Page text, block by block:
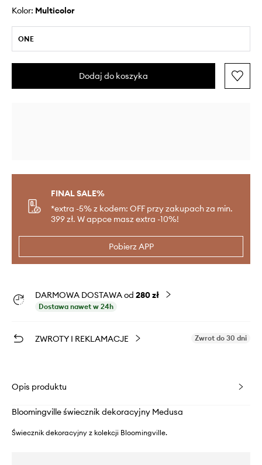
Kolor: multicolor
ONE
Dodaj do koszyka
FINAL SALE%
*extra -5% z kodem: OFF przy zakupach za min.
399 zł. W appce masz extra -10%!
Pobierz APP
DARMOWA DOSTAWA od 280 zł
Dostawa nawet w 24h
ZWROTY I REKLAMACJE Zwrot do 30 dni
Opis produktu
Bloomingville świecznik dekoracyjny Medusa
Świecznik dekoracyjny z kolekcji Bloomingville.